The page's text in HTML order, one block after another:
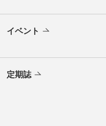
イベント
定期誌